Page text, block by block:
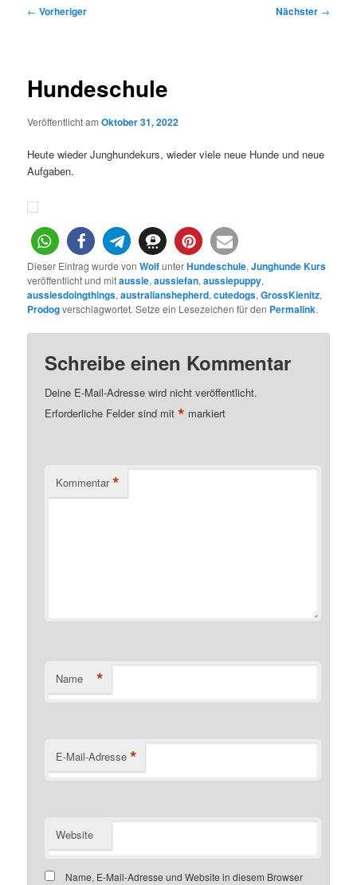
Beitragsnavigation
← Vorheriger Nächster →
Hundeschule
Veröffentlicht amOktober 31, 2022
Heute wieder Junghundekurs, wieder viele neue Hunde und neue
Aufgaben.
Dieser Eintrag wurde vonWolfunterHundeschule,Junghunde Kurs
veröffentlicht und mitaussie,aussiefan,aussiepuppy,
aussiesdoingthings,australianshepherd,cutedogs,GrossKienitz,
Prodogverschlagwortet. Setze ein Lesezeichen für den Permalink.
Schreibe einen Kommentar
Deine E-Mail-Adresse wird nicht veröffentlicht.
Erforderliche Felder sind mit* markiert
Kommentar *
Name *
E-Mail-Adresse *
Website
Name, E-Mail-Adresse und Website in diesem Browser